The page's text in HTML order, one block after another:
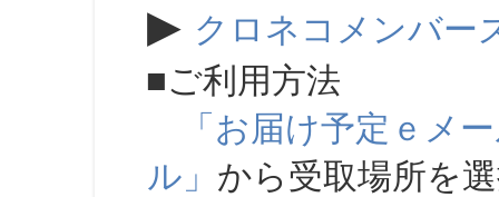
▶ クロネコメンバー
■ご利用方法
「お届け予定ｅメ
ル」 から受取場所を